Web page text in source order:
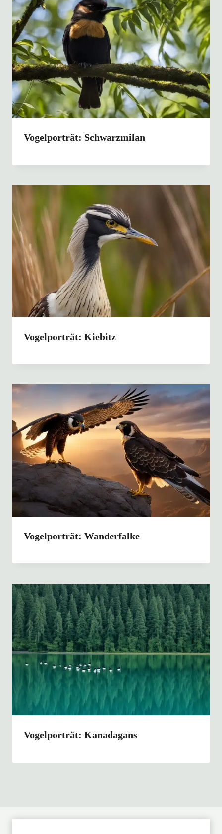
Vogelporträt: Schwarzmilan
Vogelporträt: Kiebitz
Vogelporträt: Wanderfalke
Vogelporträt: Kanadagans